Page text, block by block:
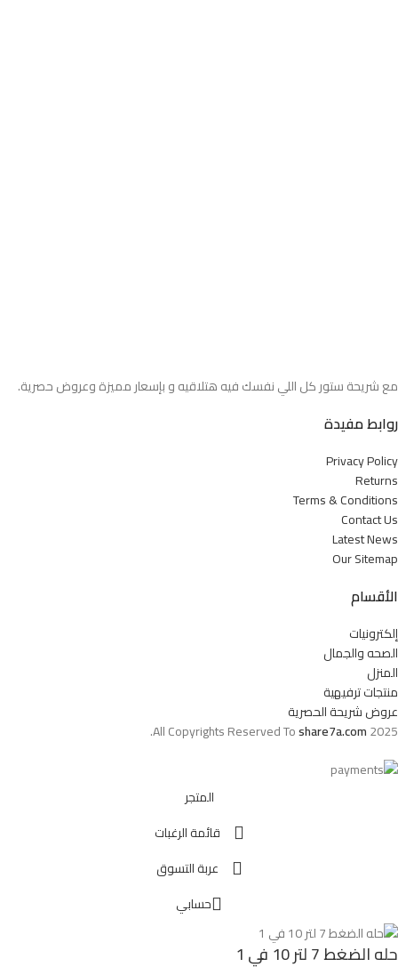
مع شريحة ستور كل اللي نفسك فيه هتلاقيه و بإسعار مميزة وعروض حصرية.
روابط مفيدة
Privacy Policy
Returns
Terms & Conditions
Contact Us
Latest News
Our Sitemap
الأقسام
إلكترونيات
الصحه والجمال
المنزل
منتجات ترفيهية
عروض شريحة الحصرية
All Copyrights Reserved Toshare7a.com2025.
المتجر
قائمة الرغبات
عربة التسوق
حسابي
حله الضغط 7 لتر 10 في 1